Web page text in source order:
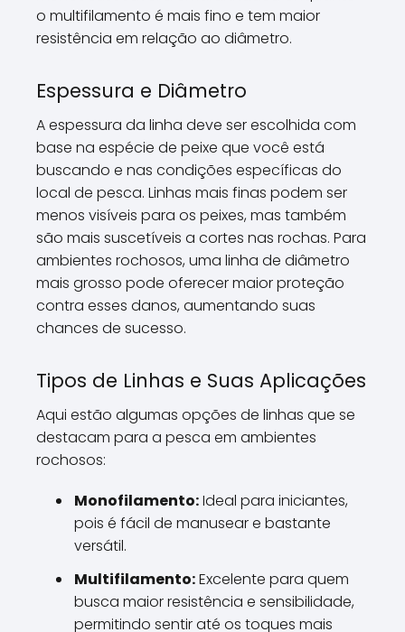
o multifilamento é mais fino e tem maior
resistência em relação ao diâmetro.
Espessura e Diâmetro
A espessura da linha deve ser escolhida com
base na espécie de peixe que você está
buscando e nas condições específicas do
local de pesca. Linhas mais finas podem ser
menos visíveis para os peixes, mas também
são mais suscetíveis a cortes nas rochas. Para
ambientes rochosos, uma linha de diâmetro
mais grosso pode oferecer maior proteção
contra esses danos, aumentando suas
chances de sucesso.
Tipos de Linhas e Suas Aplicações
Aqui estão algumas opções de linhas que se
destacam para a pesca em ambientes
rochosos:
Monofilamento:Ideal para iniciantes,
pois é fácil de manusear e bastante
versátil.
Multifilamento:Excelente para quem
busca maior resistência e sensibilidade,
permitindo sentir até os toques mais